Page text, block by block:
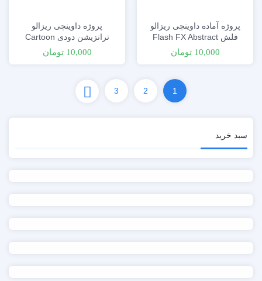
پروژه آماده داوینچی ریزالو
فلش Flash FX Abstract
Shapes
10,000 تومان
پروژه داوینچی ریزالو
ترانزیشن دودی Cartoon
Smoke Elements
10,000 تومان
1
2
3
سبد خرید